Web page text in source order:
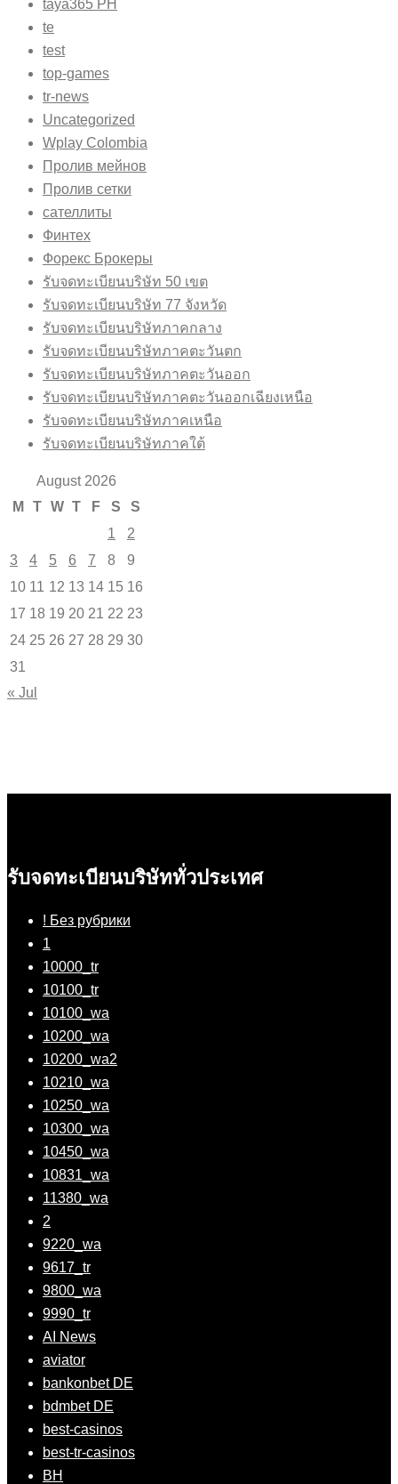
taya365 PH
te
test
top-games
tr-news
Uncategorized
Wplay Colombia
Пролив мейнов
Пролив сетки
сателлиты
Финтех
Форекс Брокеры
รับจดทะเบียนบริษัท 50 เขต
รับจดทะเบียนบริษัท 77 จังหวัด
รับจดทะเบียนบริษัทภาคกลาง
รับจดทะเบียนบริษัทภาคตะวันตก
รับจดทะเบียนบริษัทภาคตะวันออก
รับจดทะเบียนบริษัทภาคตะวันออกเฉียงเหนือ
รับจดทะเบียนบริษัทภาคเหนือ
รับจดทะเบียนบริษัทภาคใต้
August 2026
M
T W T F S
S
1
2
3
4 5 6 7 8
9
10 11 12 13 14 15 16
17 18 19 20 21 22 23
24 25 26 27 28 29 30
31
« Jul
รับจดทะเบียนบริษัททั่วประเทศ
! Без рубрики
1
10000_tr
10100_tr
10100_wa
10200_wa
10200_wa2
10210_wa
10250_wa
10300_wa
10450_wa
10831_wa
11380_wa
2
9220_wa
9617_tr
9800_wa
9990_tr
AI News
aviator
bankonbet DE
bdmbet DE
best-casinos
best-tr-casinos
BH